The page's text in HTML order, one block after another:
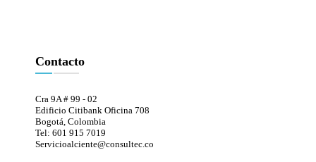
Contacto
Cra 9A # 99 - 02
Edificio Citibank Oficina 708
Bogotá, Colombia
Tel: 601 915 7019
Servicioalciente@consultec.co